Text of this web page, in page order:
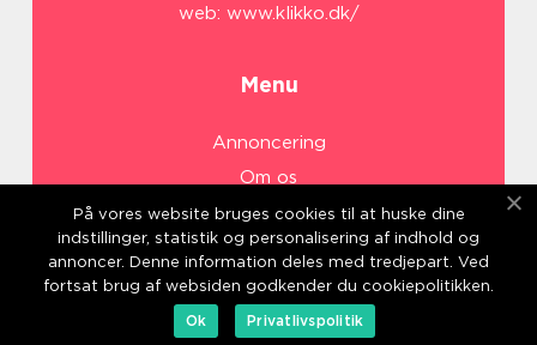
web: www.klikko.dk/
Menu
Annoncering
Om os
Cookies
Kontakt os
Sitemap
På vores website bruges cookies til at huske dine
indstillinger, statistik og personalisering af indhold og
annoncer. Denne information deles med tredjepart. Ved
fortsat brug af websiden godkender du cookiepolitikken.
Ok
Privatlivspolitik